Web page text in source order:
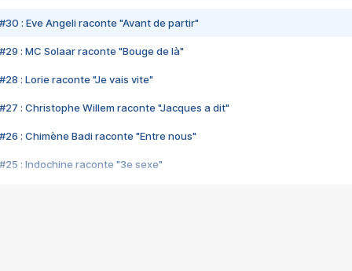
#30 : Eve Angeli raconte "Avant de partir"
#29 : MC Solaar raconte "Bouge de là"
#28 : Lorie raconte "Je vais vite"
#27 : Christophe Willem raconte "Jacques a dit"
#26 : Chimène Badi raconte "Entre nous"
#25 : Indochine raconte "3e sexe"